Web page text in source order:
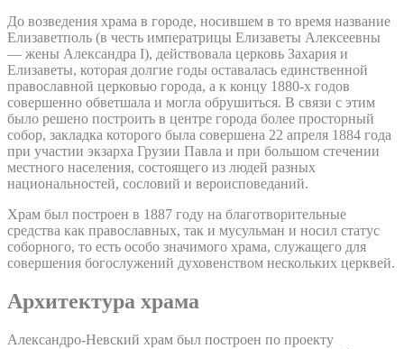
До возведения храма в городе, носившем в то время название
Елизаветполь (в честь императрицы Елизаветы Алексеевны
— жены Александра I), действовала церковь Захария и
Елизаветы, которая долгие годы оставалась единственной
православной церковью города, а к концу 1880-х годов
совершенно обветшала и могла обрушиться. В связи с этим
было решено построить в центре города более просторный
собор, закладка которого была совершена 22 апреля 1884 года
при участии экзарха Грузии Павла и при большом стечении
местного населения, состоящего из людей разных
национальностей, сословий и вероисповеданий.
Храм был построен в 1887 году на благотворительные
средства как православных, так и мусульман и носил статус
соборного, то есть особо значимого храма, служащего для
совершения богослужений духовенством нескольких церквей.
Архитектура храма
Александро-Невский храм был построен по проекту